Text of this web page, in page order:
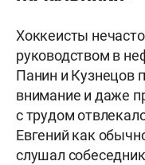
Хоккеисты
руководством в
Панин и Кузнецов
внимание и даже
с трудом
Евгений как
слушал